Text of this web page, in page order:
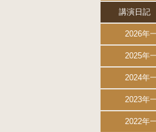
講演日記
2026年
2025年
2024年
2023年
2022年